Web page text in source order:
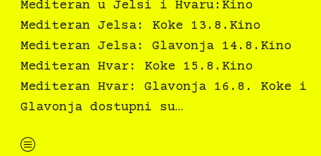
Mediteran u Jelsi i Hvaru:Kino
Mediteran Jelsa: Koke 13.8.Kino
Mediteran Jelsa: Glavonja 14.8.Kino
Mediteran Hvar: Koke 15.8.Kino
Mediteran Hvar: Glavonja 16.8. Koke i
Glavonja dostupni su…
“Kino Mediteran i Film svima nastavljaju inkluzivnu turneju na Hvaru”